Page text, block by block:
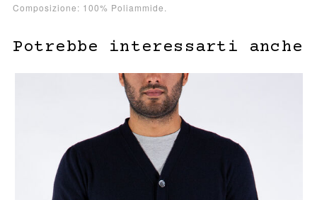
Composizione: 100% Poliammide.
Potrebbe interessarti anche